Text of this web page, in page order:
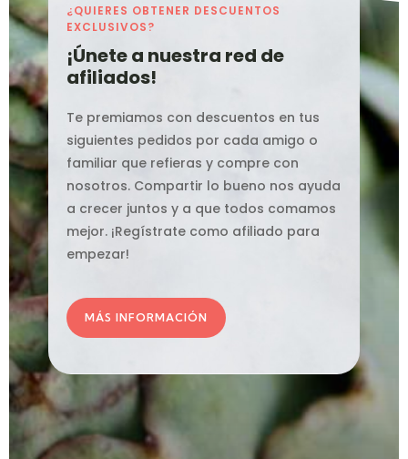
¿QUIERES OBTENER DESCUENTOS
EXCLUSIVOS?
¡Únete a nuestra red de
afiliados!
Te premiamos con descuentos en tus
siguientes pedidos por cada amigo o
familiar que refieras y compre con
nosotros. Compartir lo bueno nos ayuda
a crecer juntos y a que todos comamos
mejor. ¡Regístrate como afiliado para
empezar!
MÁS INFORMACIÓN